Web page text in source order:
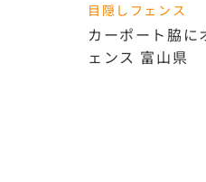
目隠しフェンス
カーポート脇に
ェンス 富山県